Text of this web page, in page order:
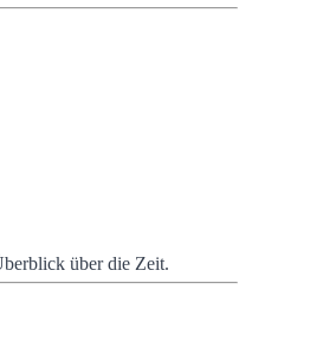
über die Zeit.